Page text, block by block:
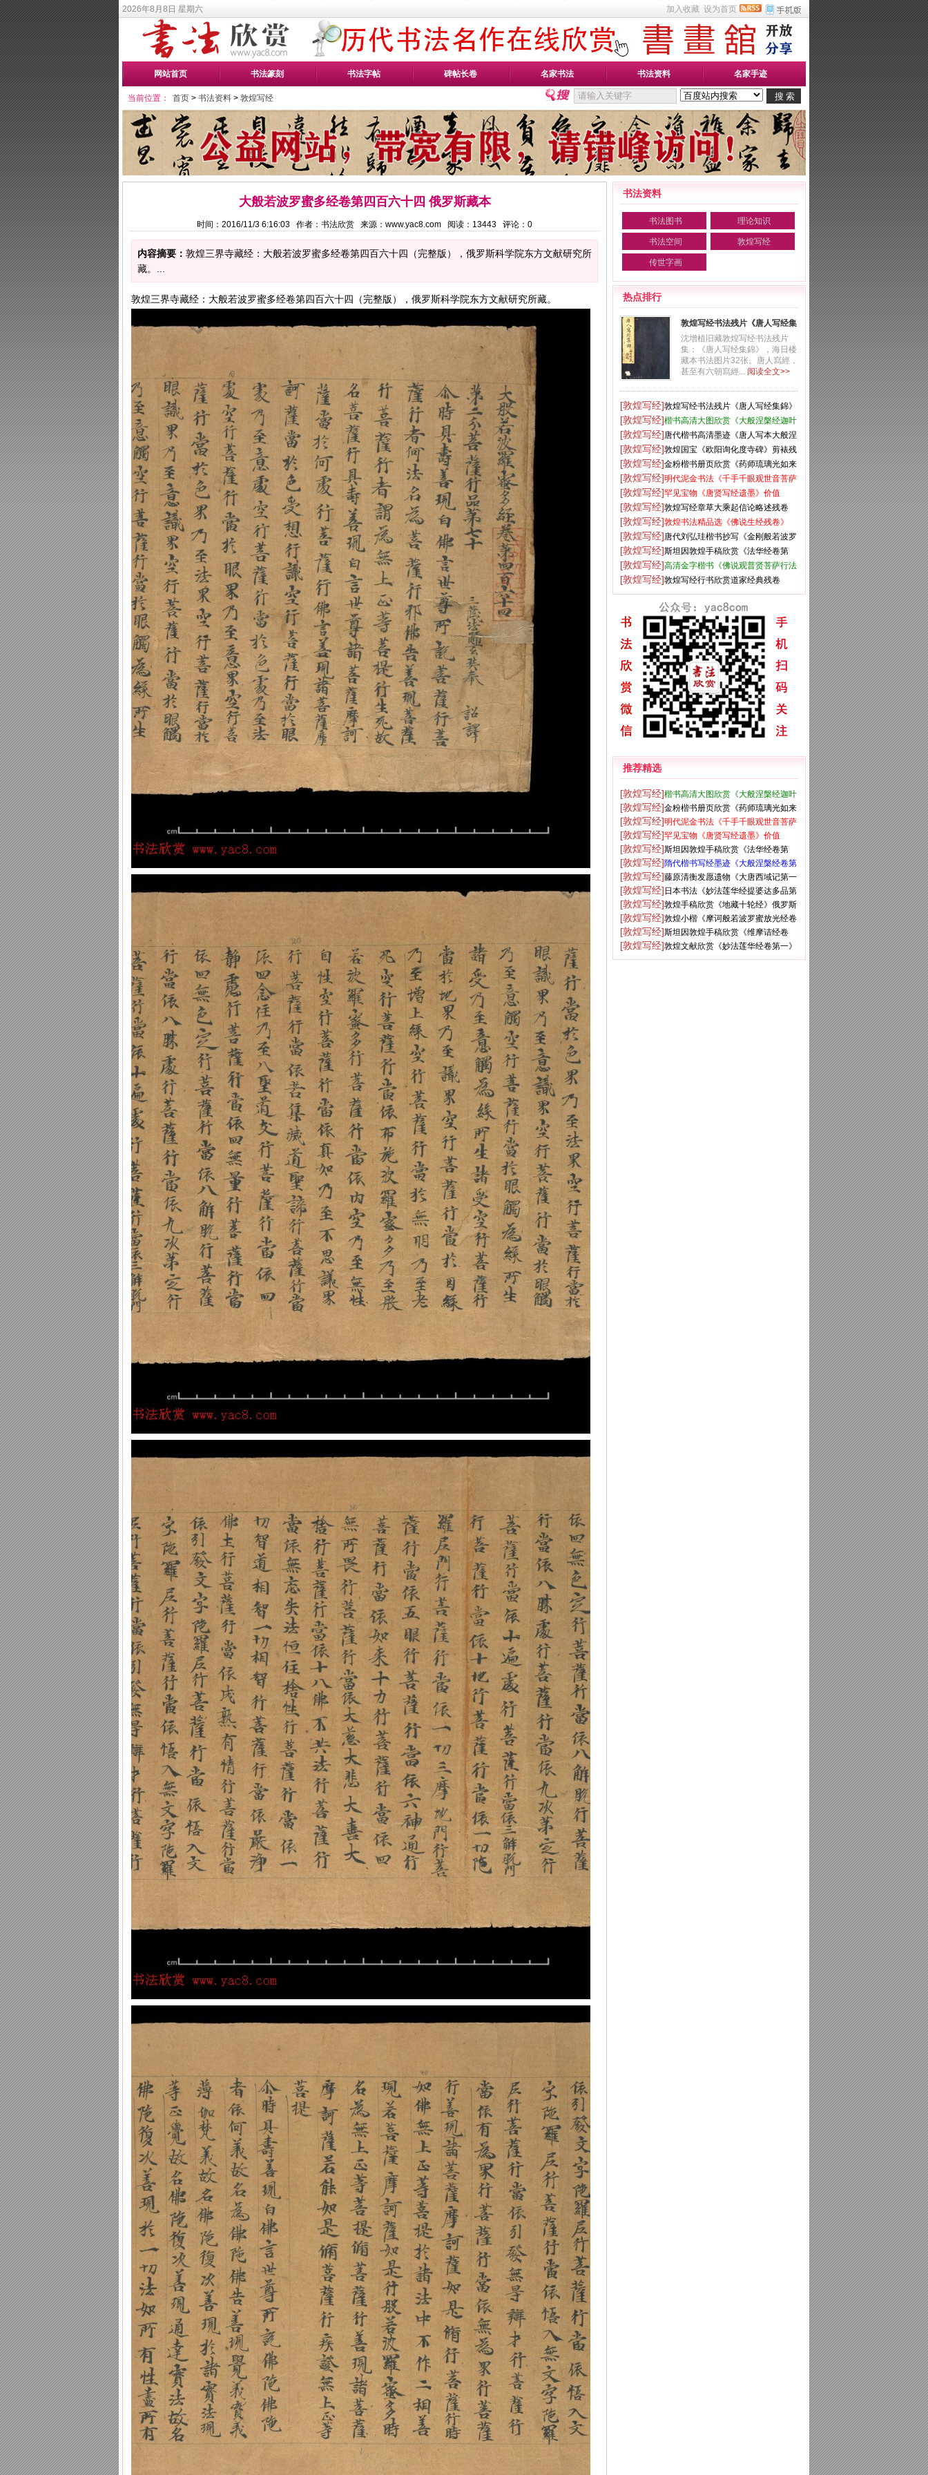
2026年8月8日 星期六 加入收藏 设为首页
网站首页 书法篆刻 书法字帖 碑帖长卷 名家书法 书法资料 名家手迹
当前位置： 首页 > 书法资料 > 敦煌写经
大般若波罗蜜多经卷第四百六十四 俄罗斯藏本
时间：2016/11/3 6:16:03 作者：书法欣赏 来源：www.yac8.com 阅读： 13443 评论： 0
内容摘要： 敦煌三界寺藏经：大般若波罗蜜多经卷第四百六十四（完整版），俄罗斯科学院东方文献研究所
藏。...
敦煌三界寺藏经：大般若波罗蜜多经卷第四百六十四（完整版），俄罗斯科学院东方文献研究所藏。
书法资料
书法图书 理论知识
书法空间 敦煌写经
传世字画
热点排行
敦煌写经书法残片《唐人写经集
錦》
沈增植旧藏敦煌写经书法残片
集：《唐人写经集錦》，海日楼
藏本书法图片32张。唐人寫經，
甚至有六朝寫經... 阅读全文>>
[敦煌写经]敦煌写经书法残片《唐人写经集錦》
[敦煌写经]楷书高清大图欣赏《大般涅槃经迦叶
菩萨品第十二》
[敦煌写经]唐代楷书高清墨迹《唐人写本大般涅
盘经》
[敦煌写经]敦煌国宝《欧阳询化度寺碑》剪裱残
本
[敦煌写经]金粉楷书册页欣赏《药师琉璃光如来
本愿功德经》
[敦煌写经]明代泥金书法《千手千眼观世音菩萨
大慈心陀罗尼经》第一册
[敦煌写经]罕见宝物《唐贤写经遗墨》价值
5750万元
[敦煌写经]敦煌写经章草大乘起信论略述残卷
[敦煌写经]敦煌书法精品选《佛说生经残卷》
[敦煌写经]唐代刘弘珪楷书抄写《金刚般若波罗
蜜经》
[敦煌写经]斯坦因敦煌手稿欣赏《法华经卷第
六》大英图书馆藏
[敦煌写经]高清金字楷书《佛说观普贤菩萨行法
经》
[敦煌写经]敦煌写经行书欣赏道家经典残卷
推荐精选
[敦煌写经]楷书高清大图欣赏《大般涅槃经迦叶
菩萨品第十二》
[敦煌写经]金粉楷书册页欣赏《药师琉璃光如来
本愿功德经》
[敦煌写经]明代泥金书法《千手千眼观世音菩萨
大慈心陀罗尼经》第一册
[敦煌写经]罕见宝物《唐贤写经遗墨》价值
5750万元
[敦煌写经]斯坦因敦煌手稿欣赏《法华经卷第
六》大英图书馆藏
[敦煌写经]隋代楷书写经墨迹《大般涅槃经卷第
十五》
[敦煌写经]藤原清衡发愿遗物《大唐西域记第一
卷》东京国立博物馆藏
[敦煌写经] 日本书法《妙法莲华经提婆达多品第
十二》大都会艺术博物馆藏
[敦煌写经]敦煌手稿欣赏《地藏十轮经》俄罗斯
科学院东方学研究所藏
[敦煌写经]敦煌小楷《摩诃般若波罗蜜放光经卷
第七》
[敦煌写经]斯坦因敦煌手稿欣赏《维摩诘经卷
下》大英图书馆藏
[敦煌写经]敦煌文献欣赏《妙法莲华经卷第一》
俄罗斯科学院藏品